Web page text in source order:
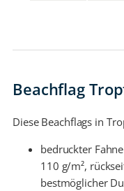
Beachflag
Diese Beachflags in
bedruckter
110 g/m²,
bestmöglicher